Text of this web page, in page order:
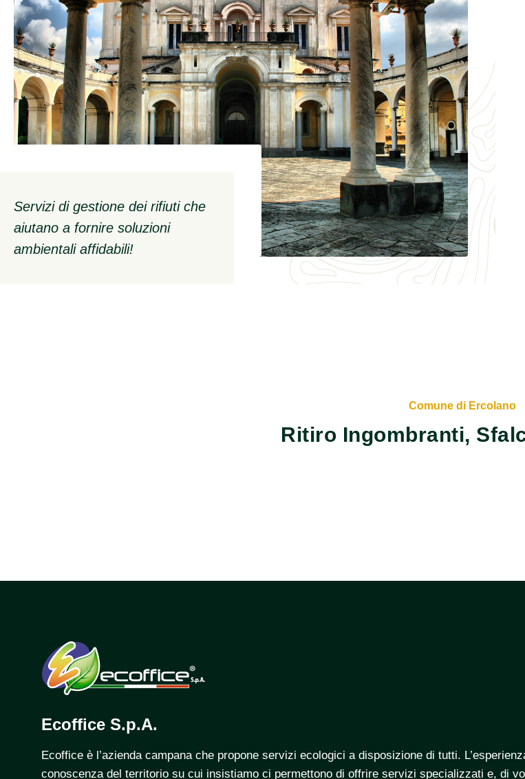
Servizi di gestione dei rifiuti che
aiutano a fornire soluzioni
ambientali affidabili!
Comune di Ercolano
Ritiro Ingombranti,
Ecoffice S.p.A.
Ecoffice è l’azienda campana che propone servizi ecologici a disposizione di tutti.​
conoscenza del territorio su cui insistiamo ci permettono di offrire servizi specializzati e, di